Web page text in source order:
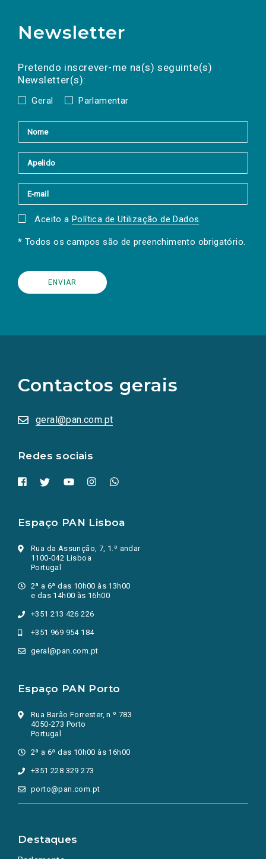
Newsletter
Pretendo inscrever-me na(s) seguinte(s)
Newsletter(s):
Geral Parlamentar
a(s) newsletter(s).
mail
Aceito a Política de Utilização de Dados.
* Todos os campos são de preenchimento obrigatório.
Contactos gerais
geral@pan.com.pt
Redes sociais
redes
sociais
numa
nova
Espaço PAN Lisboa
Rua da Assunção, 7, 1.º andar
1100-042 Lisboa
Portugal
2ª a 6ª das 10h00 às 13h00
e das 14h00 às 16h00
+351 213 426 226
+351 969 954 184
geral@pan.com.pt
Espaço PAN Porto
Rua Barão Forrester, n.º 783
4050-273 Porto
Portugal
2ª a 6ª das 10h00 às 16h00
+351 228 329 273
porto@pan.com.pt
Destaques